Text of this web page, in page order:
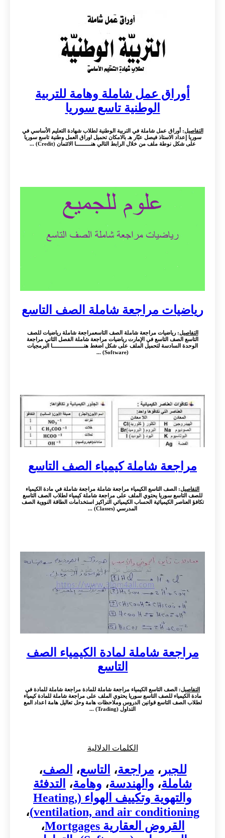
أوراق عمل شاملة وهامة للتربية
الوطنية تاسع سوريا
التفاصيل: أوراق عمل شاملة في التربية الوطنية لطلاب شهادة التعليم الأساسي في
سوريا إعداد الاستاذ فيصل عبّار هـ بالامكان تحميل اوراق العمل وطنية تاسع سوريا
على شكل نوطة ملف من خلال الرابط التالي هنــــــــــا الائتمان (Credit) ...
رياضيات مراجعة شاملة الصف التاسع
التفاصيل: رياضيات مراجعة شاملة الصف التاسعمراجعة شاملة رياضيات للصف
التاسع الصف التاسع في الإمارت رياضيات مراجعة شاملة الفصل الثاني مراجعة
الوحدة السادسة لتحميل الملف على شكل اضغط هنـــــــــــــــــــــا البرمجيات
(Software) ...
مراجعة شاملة كيمياء الصف التاسع
التفاصيل: الصف التاسع الكيمياء مراجعة شاملة مراجعة شاملة في مادة الكيمياء
للصف التاسع سوريا يحتوي الملف على مراجعة شاملة كيمياء لطلاب الصف التاسع
تكافؤ العناصر الكيميائية الحساب الكيميائي التراكيز استخدامات الطاقة النووية الصف
المدرسي (Classes) ...
مراجعة شاملة لمادة الكيمياء الصف
التاسع
التفاصيل: الصف التاسع الكيمياء مراجعة شاملة للمادة مراجعة شاملة للمادة في
مادة الكيمياء للصف التاسع سوريا يحتوي الملف على مراجعة شاملة للمادة كيمياء
لطلاب الصف التاسع قوانين الدروس وملاحظات هامة وحل تعاليل هامة اعداد المع
التداول (Trading) ...
الكلمات الدلالية
للجبر ، مراجعة، التاسع، الصف،
شاملة، والهندسة، وهامة،
التدفئة
والتهوية وتكييف الهواء (Heating,
ventilation, and air conditioning) ،
القروض العقارية Mortgages
،